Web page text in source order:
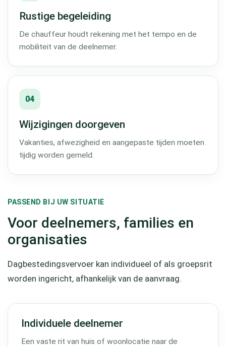
Rustige begeleiding
De chauffeur houdt rekening met het tempo en de
mobiliteit van de deelnemer.
04
Wijzigingen doorgeven
Vakanties, afwezigheid en aangepaste tijden moeten
tijdig worden gemeld.
PASSEND BIJ UW SITUATIE
Voor deelnemers, families en
organisaties
Dagbestedingsvervoer kan individueel of als groepsrit
worden ingericht, afhankelijk van de aanvraag.
Individuele deelnemer
Een vaste rit van huis of woonlocatie naar de